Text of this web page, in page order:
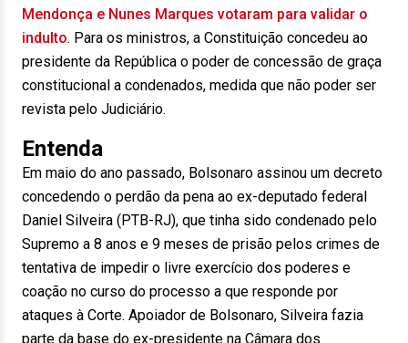
Mendonça e Nunes Marques votaram para validar o
indulto. Para os ministros, a Constituição concedeu ao
presidente da República o poder de concessão de graça
constitucional a condenados, medida que não poder ser
revista pelo Judiciário.
Entenda
Em maio do ano passado, Bolsonaro assinou um decreto
concedendo o perdão da pena ao ex-deputado federal
Daniel Silveira (PTB-RJ), que tinha sido condenado pelo
Supremo a 8 anos e 9 meses de prisão pelos crimes de
tentativa de impedir o livre exercício dos poderes e
coação no curso do processo a que responde por
ataques à Corte. Apoiador de Bolsonaro, Silveira fazia
parte da base do ex-presidente na Câmara dos